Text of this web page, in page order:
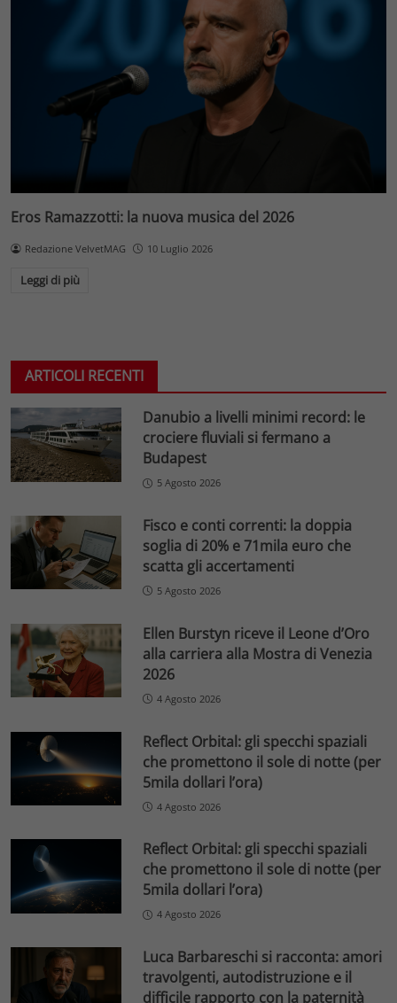
Eros Ramazzotti: la nuova musica del 2026
Redazione VelvetMAG 10 Luglio 2026
Leggi di più
ARTICOLI RECENTI
Danubio a livelli minimi record: le
crociere fluviali si fermano a
Budapest
5 Agosto 2026
Fisco e conti correnti: la doppia
soglia di 20% e 71mila euro che
scatta gli accertamenti
5 Agosto 2026
Ellen Burstyn riceve il Leone d’Oro
alla carriera alla Mostra di Venezia
2026
4 Agosto 2026
Reflect Orbital: gli specchi spaziali
che promettono il sole di notte (per
5mila dollari l’ora)
4 Agosto 2026
Reflect Orbital: gli specchi spaziali
che promettono il sole di notte (per
5mila dollari l’ora)
4 Agosto 2026
Luca Barbareschi si racconta: amori
travolgenti, autodistruzione e il
difficile rapporto con la paternità